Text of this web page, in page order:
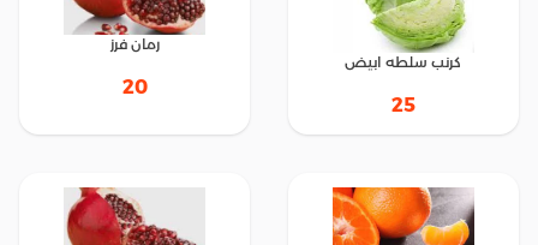
كرنب سلطه ابيض
25
رمان فرز
20